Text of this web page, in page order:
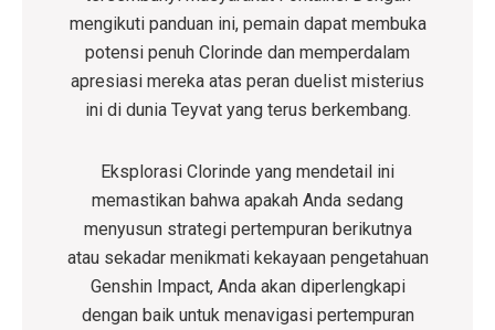
mengikuti panduan ini, pemain dapat membuka
potensi penuh Clorinde dan memperdalam
apresiasi mereka atas peran duelist misterius
ini di dunia Teyvat yang terus berkembang.
Eksplorasi Clorinde yang mendetail ini
memastikan bahwa apakah Anda sedang
menyusun strategi pertempuran berikutnya
atau sekadar menikmati kekayaan pengetahuan
Genshin Impact, Anda akan diperlengkapi
dengan baik untuk menavigasi pertempuran